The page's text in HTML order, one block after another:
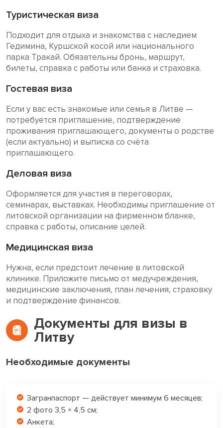
Туристическая виза
Подходит для отдыха и знакомства с наследием
Гедимина, Куршской косой или национального
парка Тракай. Обязательны бронь, маршрут,
билеты, справка с работы или банка и страховка.
Гостевая виза
Если у вас есть знакомые или семья в Литве —
потребуется приглашение, подтверждение
проживания приглашающего, документы о родстве
(если актуально) и выписка со счёта
приглашающего.
Деловая виза
Оформляется для участия в переговорах,
семинарах, выставках. Необходимы приглашение от
литовской организации на фирменном бланке,
справка с работы, описание целей.
Медицинская виза
Нужна, если предстоит лечение в литовской
клинике. Приложите письмо от медучреждения,
медицинские заключения, план лечения, страховку
и подтверждение финансов.
Документы для визы в
Литву
Необходимые документы
Загранпаспорт — действует минимум 6 месяцев;
2 фото 3,5 × 4,5 см;
Анкета;